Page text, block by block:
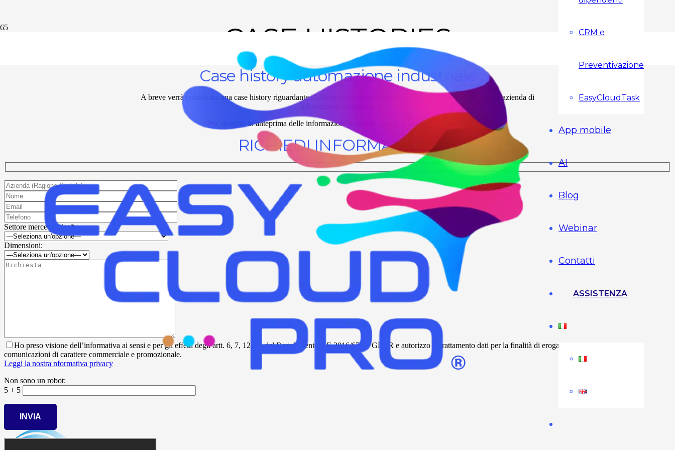
CRM e
Preventivazione
EasyCloudTask
App mobile
AI
Blog
Webinar
Contatti
ASSISTENZA
CASE HISTORIES
Case history automazione industriale
A breve verrà pubblicata una case history riguardante i benefici apportati dal nostro software EasyCloudPro ad un’azienda di
Per ricevere in anteprima delle informazioni in merito, compila la form sottostante.
RICHIEDI INFORMAZIONI
Settore merceologico* :
Dimensioni:
Ho preso visione dell’informativa ai sensi e per gli effetti degli artt. 6, 7, 12, 13 del Regolamento UE 2016/679 – GDPR e autorizzo al trattamento dati per la finalità di erogazione dei servizi richiesti e
comunicazioni di carattere commerciale e promozionale.
Leggi la nostra nformativa privacy
Non sono un robot:
5 + 5